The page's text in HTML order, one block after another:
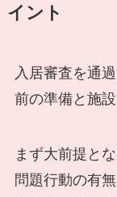
イント
入居審査を通
前の準備と施
まず大前提と
問題行動の有